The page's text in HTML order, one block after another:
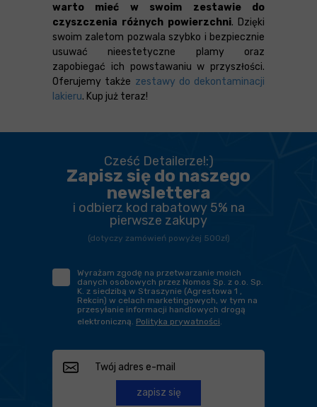
warto mieć w swoim zestawie do
czyszczenia różnych powierzchni. Dzięki
swoim zaletom pozwala szybko i bezpiecznie
usuwać nieestetyczne plamy oraz
zapobiegać ich powstawaniu w przyszłości.
Oferujemy także zestawy do dekontaminacji
lakieru. Kup już teraz!
Cześć Detailerze!:)
Zapisz się do naszego
newslettera
i odbierz kod rabatowy 5% na
pierwsze zakupy
(dotyczy zamówień powyżej 500zł)
Wyrażam zgodę na przetwarzanie moich
danych osobowych przez Nomos Sp. z o.o. Sp.
K. z siedzibą w Straszynie (Agrestowa 1 ,
Rekcin) w celach marketingowych, w tym na
przesyłanie informacji handlowych drogą
elektroniczną. Polityka prywatności
zapisz się